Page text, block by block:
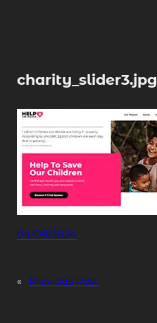
charity_slider3.jpg
04/09/2024
« Previous Post